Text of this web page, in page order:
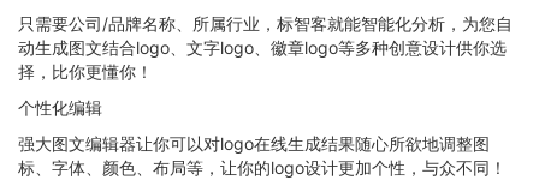
只需要公司/品牌名称、所属行业，标智客就能智能化分析，为您自
动生成图文结合logo、文字logo、徽章logo等多种创意设计供你选
择，比你更懂你！
个性化编辑
强大图文编辑器让你可以对logo在线生成结果随心所欲地调整图
标、字体、颜色、布局等，让你的logo设计更加个性，与众不同！